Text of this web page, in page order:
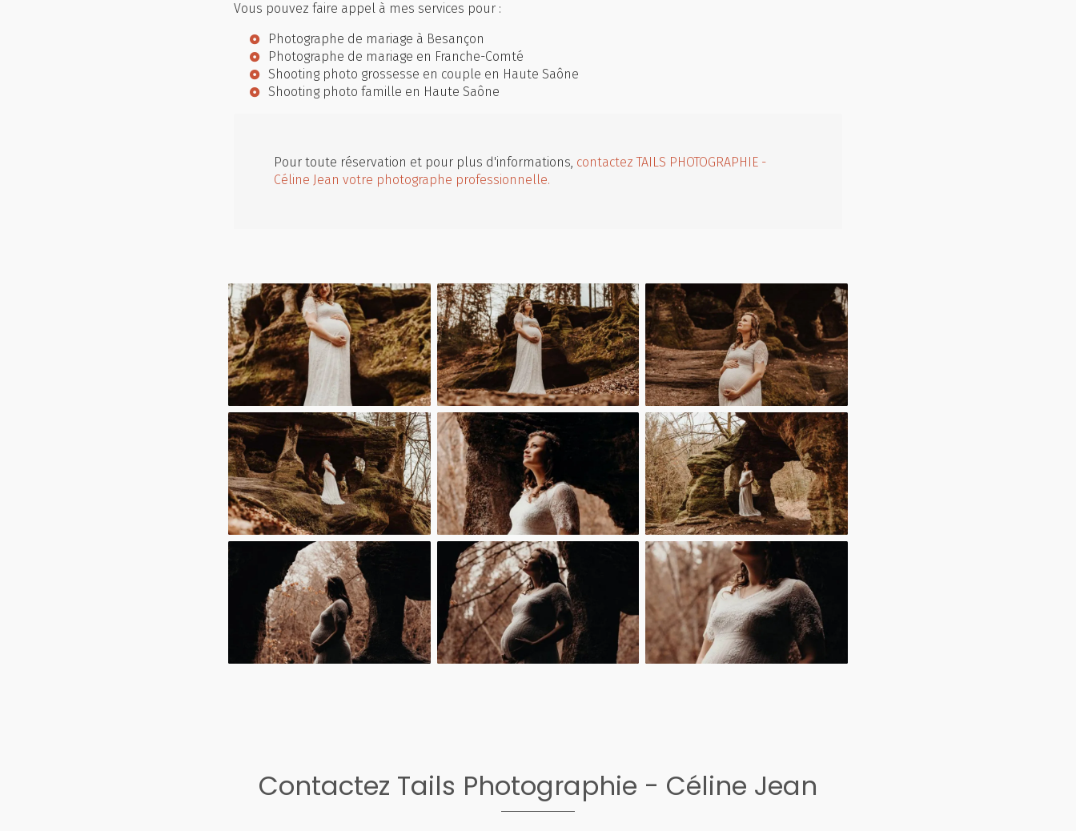
Vous pouvez faire appel à mes services pour :
Photographe de mariage à Besançon
Photographe de mariage en Franche-Comté
Shooting photo grossesse en couple en Haute Saône
Shooting photo famille en Haute Saône
Pour toute réservation et pour plus d'informations, contactez TAILS PHOTOGRAPHIE -
Céline Jean votre photographe professionnelle.
Contactez Tails Photographie - Céline Jean